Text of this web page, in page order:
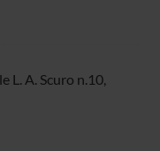
L. A. Scuro n.10,